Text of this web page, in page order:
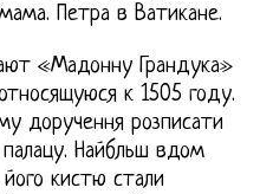
Петра в Ватикане.
«Мадонну Грандука»
к 1505 году.
доручення розписати
Найбльш вдом
кистю стали